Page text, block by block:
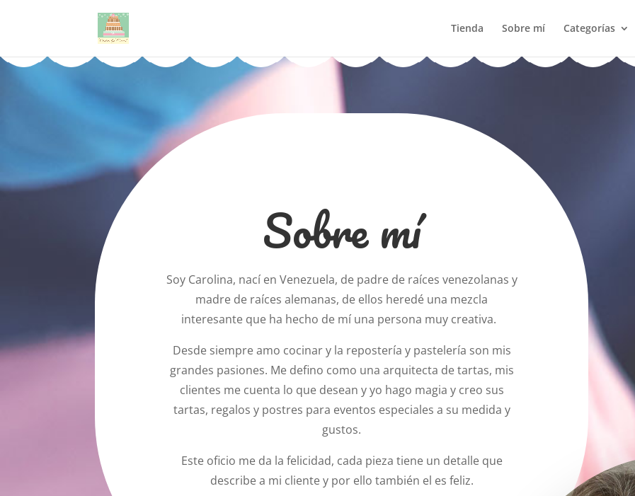
Tienda Sobre mí Categorías
Sobre mí
Soy Carolina, nací en Venezuela, de padre de raíces venezolanas y
madre de raíces alemanas, de ellos heredé una mezcla
interesante que ha hecho de mí una persona muy creativa.
Desde siempre amo cocinar y la repostería y pastelería son mis
grandes pasiones. Me defino como una arquitecta de tartas, mis
clientes me cuenta lo que desean y yo hago magia y creo sus
tartas, regalos y postres para eventos especiales a su medida y
gustos.
Este oficio me da la felicidad, cada pieza tiene un detalle que
describe a mi cliente y por ello también el es feliz.